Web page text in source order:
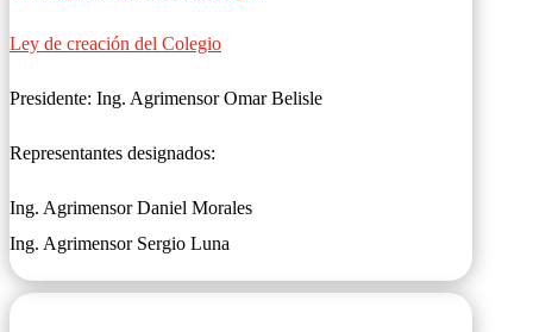
Ley de creación del Colegio
Presidente: Ing. Agrimensor Omar Belisle
Representantes designados:
Ing. Agrimensor Daniel Morales
Ing. Agrimensor Sergio Luna